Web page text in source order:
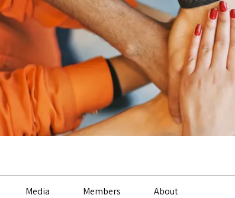
Media Members About